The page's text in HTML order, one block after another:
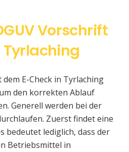
Vorschrift
Tyrlaching
E-Check in Tyrlaching
den korrekten Ablauf
Generell werden bei der
Zuerst findet eine
bedeutet lediglich, dass der
Betriebsmittel in